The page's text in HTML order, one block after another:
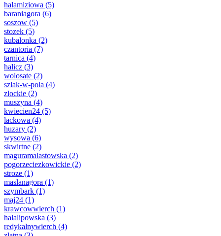
halamiziowa (5)
baraniagora (6)
soszow (5)
stozek (5)
kubalonka (2)
czantoria (7)
tarnica (4)
halicz (3)
wolosate (2)
szlak-w-pola (4)
zlockie (2)
muszyna (4)
kwiecien24 (5)
lackowa (4)
huzary (2)
wysowa (6)
skwirtne (2)
maguramalastowska (2)
pogorzeciezkowickie (2)
stroze (1)
maslanagora (1)
szymbark (1)
maj24 (1)
krawcowwierch (1)
halalipowska (3)
redykalnywierch (4)